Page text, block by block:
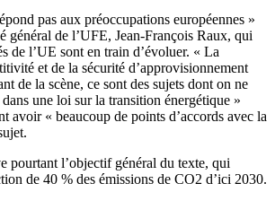
pas aux préoccupations européennes »
général de l’UFE, Jean-François Raux, qui
de l’UE sont en train d’évoluer. « La
et de la sécurité d’approvisionnement
de la scène, ce sont des sujets dont on ne
une loi sur la transition énergétique »
avoir « beaucoup de points d’accords avec la
pourtant l’objectif général du texte, qui
de 40 % des émissions de CO2 d’ici 2030.